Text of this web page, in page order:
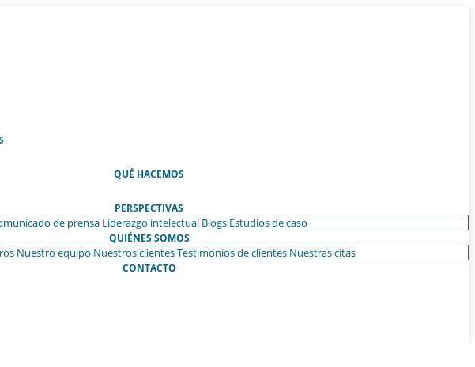
QUÉ HACEMOS
PERSPECTIVAS
de prensa Liderazgo intelectual Blogs Estudios de caso
QUIÉNES SOMOS
Nuestro equipo Nuestros clientesTestimonios de clientes Nuestras citas
CONTACTO